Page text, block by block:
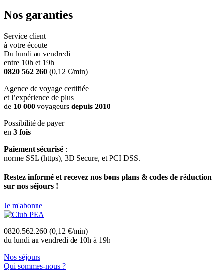
Nos garanties
Service client
à votre écoute
Du lundi au vendredi
entre 10h et 19h
0820 562 260 (0,12 €/min)
Agence de voyage certifiée
et l’expérience de plus
de 10 000 voyageurs depuis 2010
Possibilité de payer
en 3 fois
Paiement sécurisé :
norme SSL (https), 3D Secure, et PCI DSS.
Restez informé et recevez nos bons plans & codes de réduction
sur nos séjours !
Je m'abonne
0820.562.260 (0,12 €/min)
du lundi au vendredi de 10h à 19h
Nos séjours
Qui sommes-nous ?